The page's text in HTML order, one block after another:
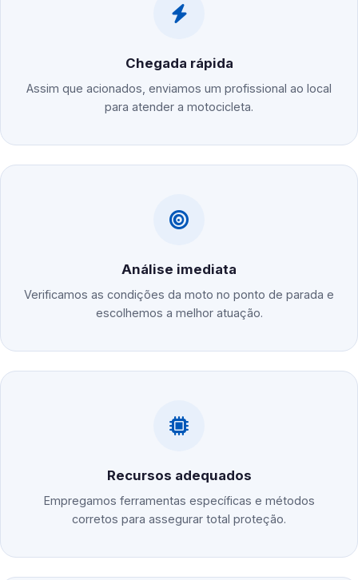
Chegada rápida
Assim que acionados, enviamos um profissional ao local
para atender a motocicleta.
Análise imediata
Verificamos as condições da moto no ponto de parada e
escolhemos a melhor atuação.
Recursos adequados
Empregamos ferramentas específicas e métodos
corretos para assegurar total proteção.